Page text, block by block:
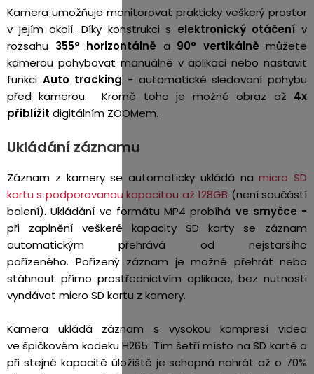
Kamera umožňuje monitorovat prakticky veškerý prostor
v jejím okolí. Díky konstrukci s elektronický otáčení v
rozsahu 355° horizontálně a 90° vertikálně můžete
kamerou pohybovat manuálně v aplikaci nebo nastavit
funkci Auto tracking - automatické sledovaní pohybu
před kamerou.
Kromě toho je možné obraz až 4x
přiblížit digitálním ZOOMem.
Ukládání záznamu
Záznam z kamery se automaticky ukládá namicro SD
kartu s podporovanou kapacitou až 128GB (není součástí
balení). Ukládání ve formátu MP4 probíhá ve smyčce -
při zaplnění veškeré kapacity SD karty se záznam
automatickým přehrává od nejstaršího
pořízeného. Pořízený záznam je možné přehrát nebo
stáhnout přímo prostřednictvím aplikace, bez nutnosti
vyndávat micro SD kartu z kamery.
Kamera ukládá záznam s vysokou kompresí videa
ve špičkovém kodeku H265. Tím šetří místo na SD kartě a
při stejné kapacitě úložiště je schopná nahrát až o 70%